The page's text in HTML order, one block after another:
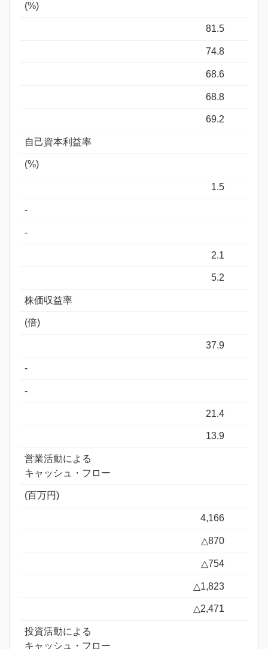
(%)
81.5
74.8
68.6
68.8
69.2
自己資本利益率
(%)
1.5
-
-
2.1
5.2
株価収益率
(倍)
37.9
-
-
21.4
13.9
営業活動による
キャッシュ・フロー
(百万円)
4,166
△870
△754
△1,823
△2,471
投資活動による
キャッシュ・フロー